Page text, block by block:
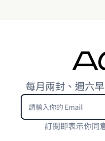
每月兩封、週六
訂閱即表示你同